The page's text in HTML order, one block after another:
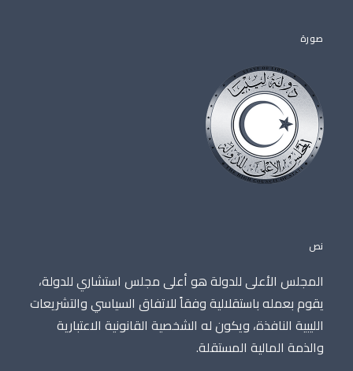
صورة
نص
المجلس الأعلى للدولة هو أعلى مجلس استشاري للدولة،
يقوم بعمله باستقلالية وفقاً للاتفاق السياسي والتشريعات
الليبية النافذة، ويكون له الشخصية القانونية الاعتبارية
والذمة المالية المستقلة.